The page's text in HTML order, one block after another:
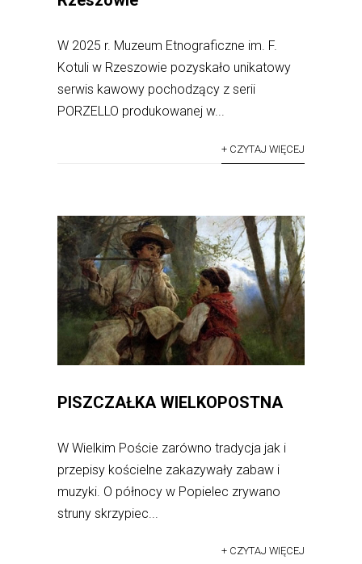
W 2025 r. Muzeum Etnograficzne im. F.
Kotuli w Rzeszowie pozyskało unikatowy
serwis kawowy pochodzący z serii
PORZELLO produkowanej w...
+ CZYTAJ WIĘCEJ
PISZCZAŁKA WIELKOPOSTNA
W Wielkim Poście zarówno tradycja jak i
przepisy kościelne zakazywały zabaw i
muzyki. O północy w Popielec zrywano
struny skrzypiec...
+ CZYTAJ WIĘCEJ